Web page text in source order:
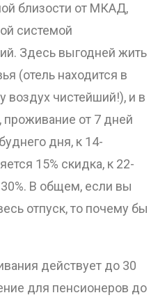
близости от МКАД,
системой
Здесь выгодней жить
(отель находится в
воздух чистейший!), и в
проживание от 7 дней
дня, к 14-
15% скидка, к 22-
В общем, если вы
отпуск, то почему бы
действует до 30
для пенсионеров до